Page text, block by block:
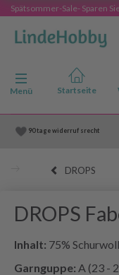
Spätsommer-Sale- Sparen
Anzeige ändern
Menü
90 tage widerruf srecht
DROPS
DROPS
Inhalt: 75%
Garnguppe: A (23 -